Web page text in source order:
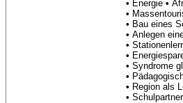
• Energie •
•
• Bau eines
• Anlegen
•
•
• Syndrome
•
• Region als
•